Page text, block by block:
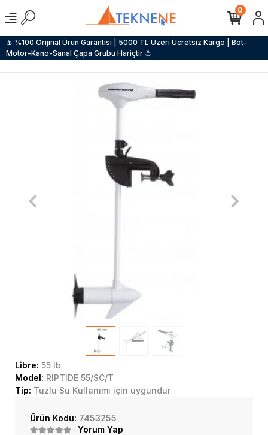
⚓ %100 Orijinal Ürün Garantisi | 5000 TL Üzeri Ücretsiz Kargo | Bot-
Motor-Kano-Sanal Çapa Grubu Hariçtir ⚓
0
Libre: 55 lb
Model: RIPTIDE 55/SC/T
Tip: Tuzlu Su Kullanımı için uygundur
Ürün Kodu: 7453255
Yorum Yap